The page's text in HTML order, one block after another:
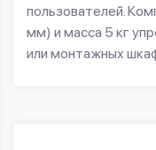
пользователей.
мм) и масса 5 кг
или монтажных